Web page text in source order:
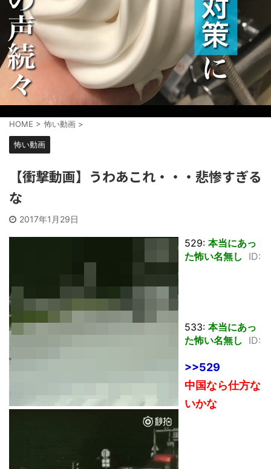
HOME > 怖い動画 >
怖い動画
【衝撃動画】うわあこれ・・・悲惨すぎる
な
2017年1月29日
529: 本当にあっ
た怖い名無し
ID:
533: 本当にあっ
た怖い名無し
ID:
>>529
中国なら仕方な
いかな